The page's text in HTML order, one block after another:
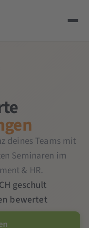
deines Teams mit
Seminaren im
& HR.
geschult
bewertet